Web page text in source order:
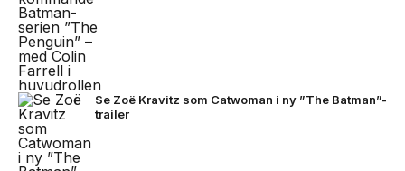
Se Zoë Kravitz som Catwoman i ny ”The Batman”-
trailer